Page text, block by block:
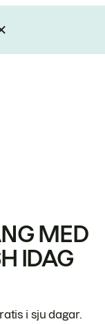
MED
IDAG
i sju dagar.